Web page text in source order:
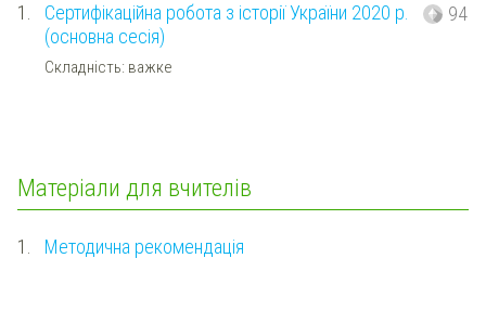
1.
Сертифікаційна робота з історії України 2020 р.
(основна сесія)
Складність: важке
94
Матеріали для вчителів
1. Методична рекомендація